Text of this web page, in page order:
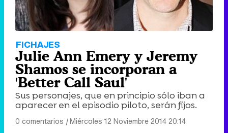
FICHAJES
Julie Ann Emery y Jeremy
Shamos se incorporan a
'Better Call Saul'
Sus personajes, que en principio sólo iban a
aparecer en el episodio piloto, serán fijos.
0 comentarios |Miércoles 12 Noviembre 2014 20:14